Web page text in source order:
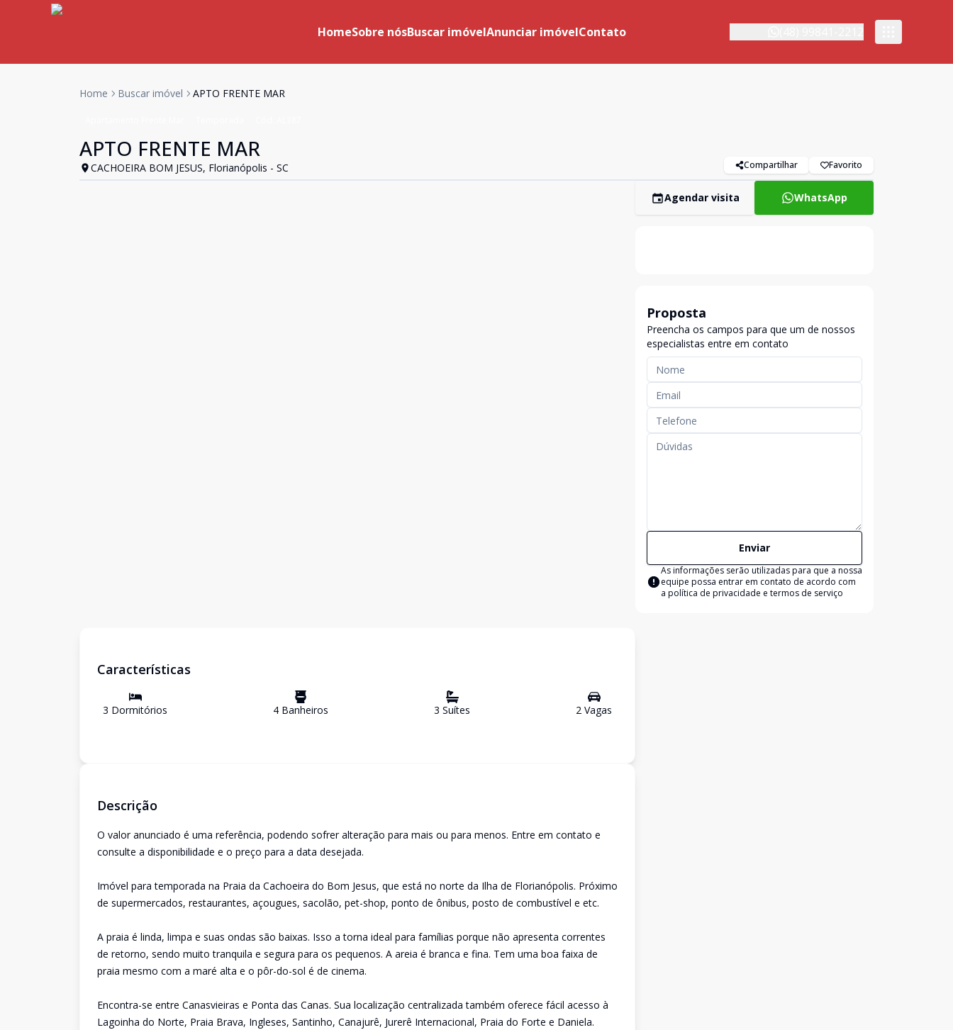
HomeSobre nósBuscar imóvelAnunciar imóvelContato
Home Buscar imóvel APTO FRENTE MAR
APTO FRENTE MAR
CACHOEIRA BOM JESUS, Florianópolis - SC Compartilhar Favorito
Características
3 Dormitórios 4 Banheiros 3 Suítes 2 Vagas
Descrição
O valor anunciado é uma referência, podendo sofrer alteração para mais ou para menos. Entre em contato e
consulte a disponibilidade e o preço para a data desejada.
Imóvel para temporada na Praia da Cachoeira do Bom Jesus, que está no norte da Ilha de Florianópolis. Próximo
de supermercados, restaurantes, açougues, sacolão, pet-shop, ponto de ônibus, posto de combustível e etc.
A praia é linda, limpa e suas ondas são baixas. Isso a torna ideal para famílias porque não apresenta correntes
de retorno, sendo muito tranquila e segura para os pequenos. A areia é branca e fina. Tem uma boa faixa de
praia mesmo com a maré alta e o pôr-do-sol é de cinema.
Encontra-se entre Canasvieiras e Ponta das Canas. Sua localização centralizada também oferece fácil acesso à
Lagoinha do Norte, Praia Brava, Ingleses, Santinho, Canajurê, Jurerê Internacional, Praia do Forte e Daniela.
Agendar visita WhatsApp
Proposta
Preencha os campos para que um de nossos
especialistas entre em contato
Enviar
As informações serão utilizadas para que a nossa
equipe possa entrar em contato de acordo com
a política de privacidade e termos de serviço